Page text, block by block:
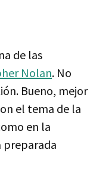
de las
Nolan. No
Bueno, mejor
el tema de la
en la
preparada